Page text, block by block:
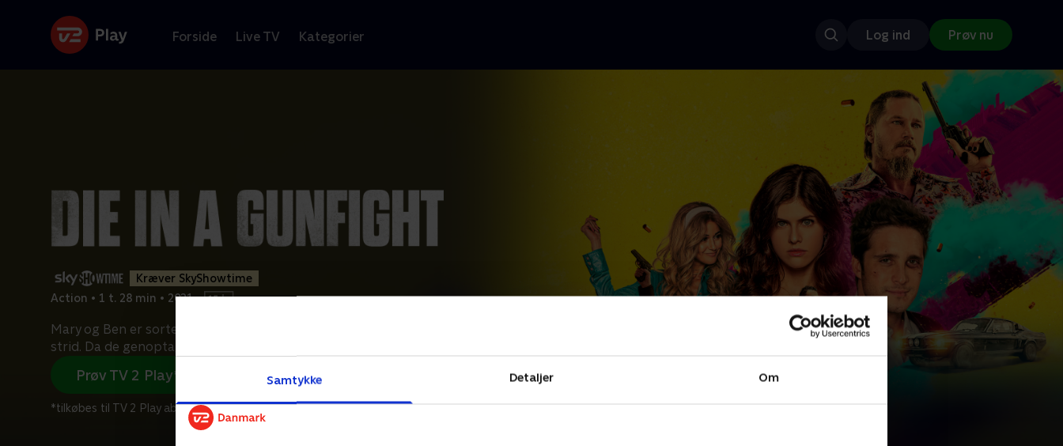
Samtykke Detaljer Om
Forside Live TV Kategorier Log ind Prøv nu
Kræver SkyShowtime
Action • 1 t. 28 min • 2021 •
Mary og Ben er sorte får i to magtfulde familier i århundredlang
strid. Da de genoptager deres forbudte affære,
Prøv TV 2 Play*
*tilkøbes til TV 2 Play abonnement